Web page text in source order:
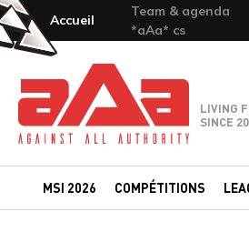
Accueil
Team & agenda
*aAa* cs
Team-aAa - against All authority
LIVING
SINCE
MSI 2026 COMPÉTITIONS